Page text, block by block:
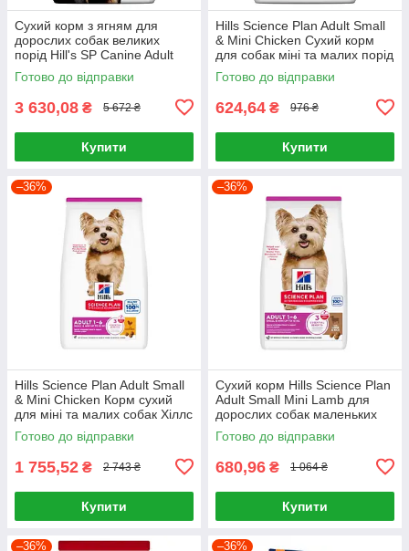
Сухий корм з ягням для
дорослих собак великих
порід Hill's SP Canine Adult
Large Breed Lamb & Rice 14кг
Готово до відправки
3 630,08 ₴ 5 672 ₴
Купити
Hills Science Plan Adult Small
& Mini Chicken Сухий корм
для собак міні та малих порід
із куркою 1,5 кг
Готово до відправки
624,64 ₴ 976 ₴
Купити
–36%
Hills Science Plan Adult Small
& Mini Chicken Корм сухий
для міні та малих собак Хіллс
6 кг
Готово до відправки
1 755,52 ₴ 2 743 ₴
Купити
–36%
Сухий корм Hills Science Plan
Adult Small Mini Lamb для
дорослих собак маленьких
порід Хіллс 1.5 кг. з ягням
Готово до відправки
680,96 ₴ 1 064 ₴
Купити
–36% –36%